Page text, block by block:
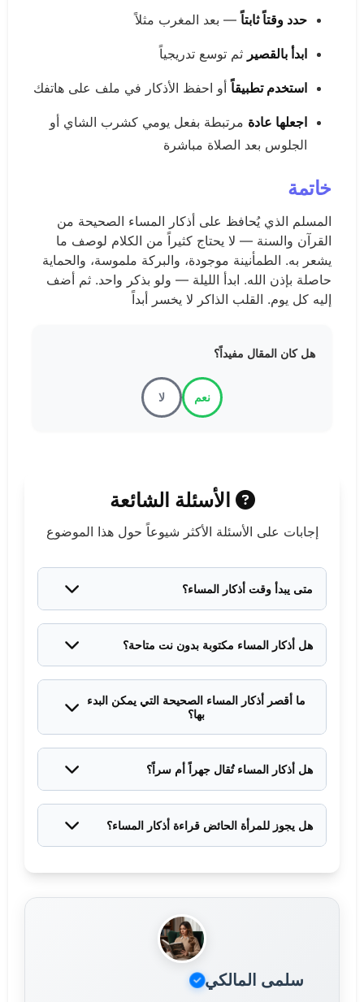
حدد وقتاً ثابتاً — بعد المغرب مثلاً
ابدأ بالقصير ثم توسع تدريجياً
استخدم تطبيقاً أو احفظ الأذكار في ملف على هاتفك
اجعلها عادة مرتبطة بفعل يومي كشرب الشاي أو
الجلوس بعد الصلاة مباشرة
خاتمة
المسلم الذي يُحافظ على أذكار المساء الصحيحة من
القرآن والسنة — لا يحتاج كثيراً من الكلام لوصف ما
يشعر به. الطمأنينة موجودة، والبركة ملموسة، والحماية
حاصلة بإذن الله. ابدأ الليلة — ولو بذكر واحد. ثم أضف
إليه كل يوم. القلب الذاكر لا يخسر أبداً
هل كان المقال مفيداً؟
نعم لا
الأسئلة الشائعة
إجابات على الأسئلة الأكثر شيوعاً حول هذا الموضوع
متى يبدأ وقت أذكار المساء؟
من وقت المغرب وفق قول آخرين. والأحوط البدء من
العصر والمداومة حتى ما بعد المغرب.
هل أذكار المساء مكتوبة بدون نت متاحة؟
في ملاحظات الهاتف للاستخدام بدون إنترنت في أي وقت.
ما أقصر أذكار المساء الصحيحة التي يمكن البدء
بها؟
الله التامات من شر ما خلق" ثلاث مرات — وهذه تكفي
كبداية قوية.
هل أذكار المساء تُقال جهراً أم سراً؟
الاستئناس.
هل يجوز للمرأة الحائض قراءة أذكار المساء؟
الأذكار ليست قرآناً مقصوداً به التلاوة وحدها.
سلمى المالكي